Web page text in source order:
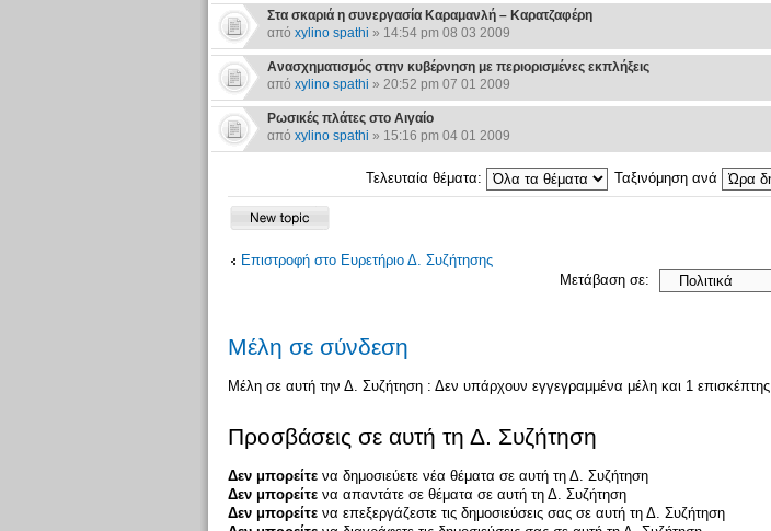
Στα σκαριά η συνεργασία Καραμανλή – Καρατζαφέρη
από xylino spathi » 14:54 pm 08 03 2009
Ανασχηματισμός στην κυβέρνηση με περιορισμένες εκπλήξεις
από xylino spathi » 20:52 pm 07 01 2009
Ρωσικές πλάτες στο Αιγαίο
από xylino spathi » 15:16 pm 04 01 2009
Τελευταία θέματα: Ταξινόμηση ανά
Επιστροφή στο Ευρετήριο Δ. Συζήτησης
Μετάβαση σε:
Μέλη σε σύνδεση
Μέλη σε αυτή την Δ. Συζήτηση : Δεν υπάρχουν εγγεγραμμένα μέλη και 1 επισκέπτης
Προσβάσεις σε αυτή τη Δ. Συζήτηση
Δεν μπορείτενα δημοσιεύετε νέα θέματα σε αυτή τη Δ. Συζήτηση
Δεν μπορείτενα απαντάτε σε θέματα σε αυτή τη Δ. Συζήτηση
Δεν μπορείτενα επεξεργάζεστε τις δημοσιεύσεις σας σε αυτή τη Δ. Συζήτηση